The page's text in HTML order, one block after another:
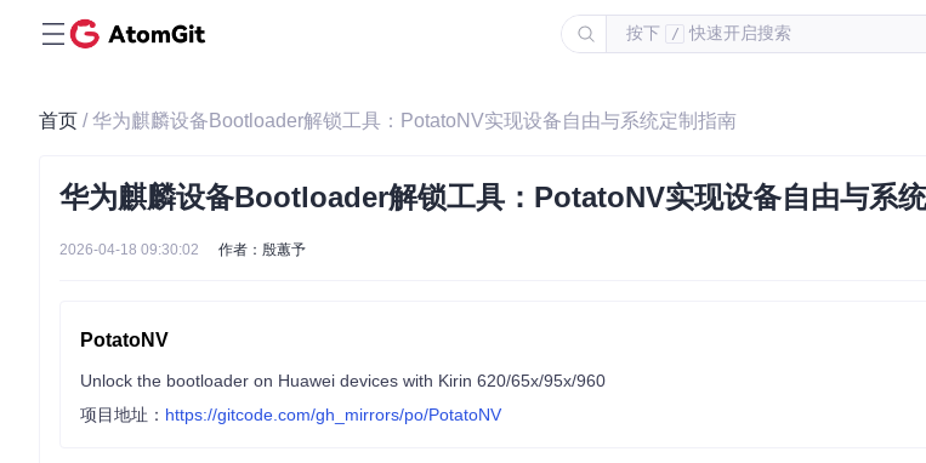
按下 / 快速开启搜索
首页 / 华为麒麟设备Bootloader解锁工具：PotatoNV实现设备自由与系统定制指南
华为麒麟设备Bootloader解锁工具：PotatoNV实现设备自由与系
2026-04-18 09:30:02 作者：殷蕙予
PotatoNV
Unlock the bootloader on Huawei devices with Kirin 620/65x/95x/960
项目地址： https://gitcode.com/gh_mirrors/po/PotatoNV